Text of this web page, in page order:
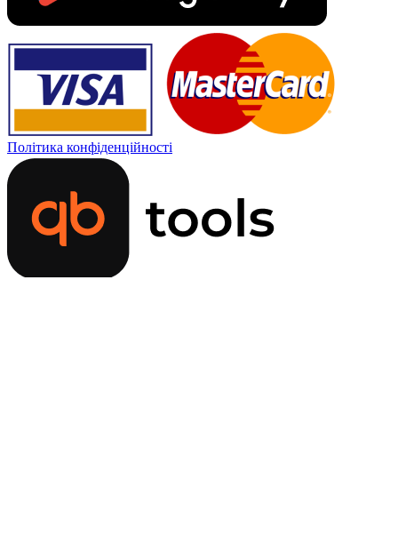
Політика конфіденційності